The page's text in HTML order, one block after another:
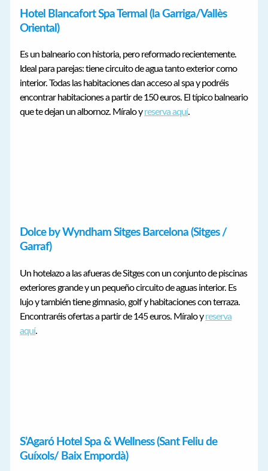
Hotel Blancafort Spa Termal (la Garriga/Vallès
Oriental)
Es un balneario con historia, pero reformado recientemente.
Ideal para parejas: tiene circuito de agua tanto exterior como
interior. Todas las habitaciones dan acceso al spa y podréis
encontrar habitaciones a partir de 150 euros. El típico balneario
que te dejan un albornoz. Míralo yreserva aquí.
Dolce by Wyndham Sitges Barcelona (Sitges /
Garraf)
Un hotelazo a las afueras de Sitges con un conjunto de piscinas
exteriores grande y un pequeño circuito de aguas interior. Es
lujo y también tiene gimnasio, golf y habitaciones con terraza.
Encontraréis ofertas a partir de 145 euros. Míralo yreserva
aquí.
S’Agaró Hotel Spa & Wellness (Sant Feliu de
Guíxols/ Baix Empordà)